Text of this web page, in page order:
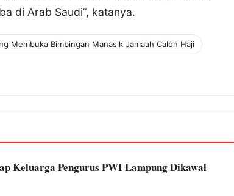
di Arab Saudi”, katanya.
Membuka Bimbingan Manasik Jamaah Calon Haji
Keluarga Pengurus PWI Lampung Dikawal